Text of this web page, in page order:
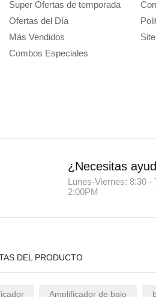
Super Ofertas de temporada
Ofertas del Día
Más Vendidos
Combos Especiales
¿Necesitas
Lunes-Viernes: 8:30 -
2:00PM
DEL PRODUCTO
Amplificador de bajo